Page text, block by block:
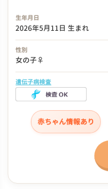
生年月日
2026年5月11日 生まれ
性別
女の子♀
遺伝子病検査
赤ちゃん情報あり